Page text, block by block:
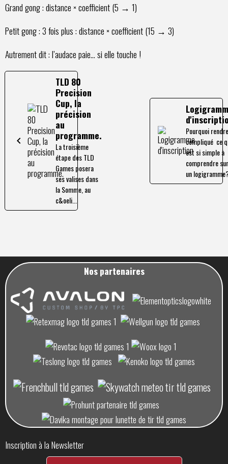
Grand gong : distance × coefficient (5 → 1)
Petit gong : 3 fois plus : distance × coefficient (15 → 3)
Autrement dit : l’audace paie… si elle touche !
TLD 80
Precision
Cup, la
précision
au
programme.
La troisième
étape des TLD
Games posera
ses valises dans
la Somme, au
c&oeli...
Pourquoi
compliqué ce
est si simple à
comprendre
un
Nos partenaires
Inscription à la Newsletter